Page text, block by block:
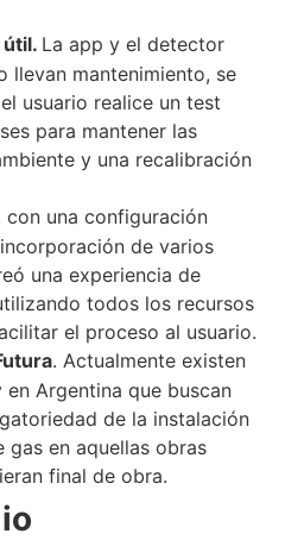
útil. La app y el detector
llevan mantenimiento, se
usuario realice un test
para mantener las
y una recalibración
con una configuración
de varios
una experiencia de
todos los recursos
el proceso al usuario.
. Actualmente existen
Argentina que buscan
de la instalación
en aquellas obras
final de obra.